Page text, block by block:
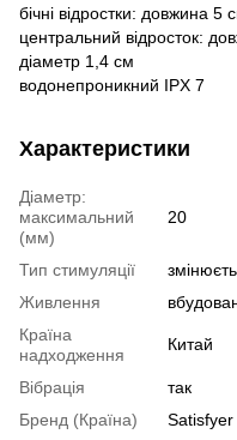
бічні відростки: довжина
центральний відросток:
діаметр 1,4 см
водонепроникний IPX 7
Характеристики
Діаметр:
максимальний
(мм)
20
Тип стимуляції
Живлення
Країна
надходження
Китай
Вібрація
так
Бренд (Країна)
Satisfyer